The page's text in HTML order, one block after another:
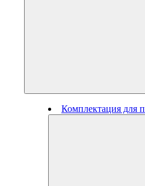
Комплектация для